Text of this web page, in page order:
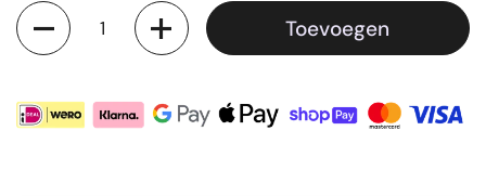
Aantal
Toevoegen